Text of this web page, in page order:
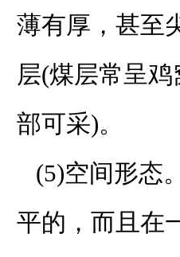
薄有厚，甚至
层(煤层常呈
部可采)。
(5)空间形态
平的，而且在